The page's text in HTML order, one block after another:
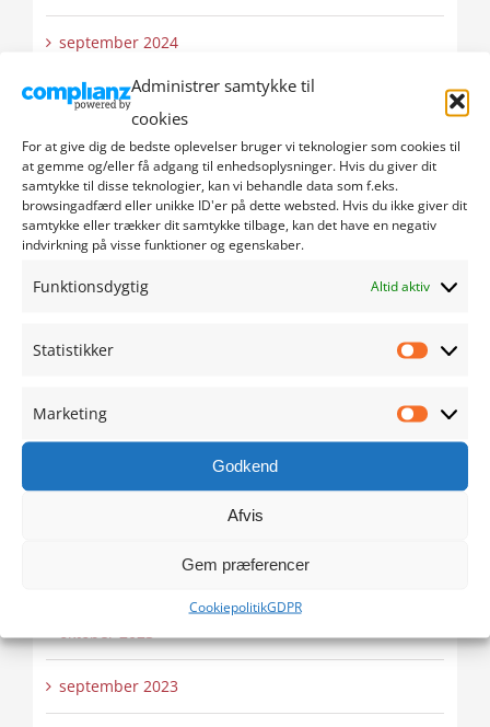
Administrer samtykke til
cookies
For at give dig de bedste oplevelser bruger vi teknologier som cookies til
at gemme og/eller få adgang til enhedsoplysninger. Hvis du giver dit
samtykke til disse teknologier, kan vi behandle data som f.eks.
browsingadfærd eller unikke ID'er på dette websted. Hvis du ikke giver dit
samtykke eller trækker dit samtykke tilbage, kan det have en negativ
indvirkning på visse funktioner og egenskaber.
Funktionsdygtig Altid aktiv
Statistikker
Marketing
Godkend
Afvis
Gem præferencer
CookiepolitikGDPR
september 2024
august 2024
juli 2024
juni 2024
maj 2024
februar 2024
september 2023